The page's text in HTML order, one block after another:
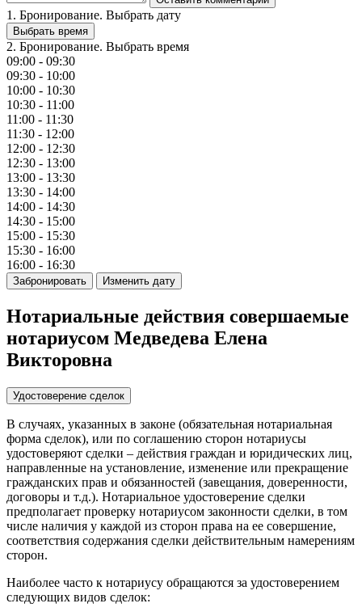
1. Бронирование. Выбрать дату
Выбрать время
2. Бронирование. Выбрать время
09:00 - 09:30
09:30 - 10:00
10:00 - 10:30
10:30 - 11:00
11:00 - 11:30
11:30 - 12:00
12:00 - 12:30
12:30 - 13:00
13:00 - 13:30
13:30 - 14:00
14:00 - 14:30
14:30 - 15:00
15:00 - 15:30
15:30 - 16:00
16:00 - 16:30
Забронировать Изменить дату
Нотариальные действия совершаемые
нотариусом Медведева Елена
Викторовна
Удостоверение сделок
В случаях, указанных в законе (обязательная нотариальная
форма сделок), или по соглашению сторон нотариусы
удостоверяют сделки – действия граждан и юридических лиц,
направленные на установление, изменение или прекращение
гражданских прав и обязанностей (завещания, доверенности,
договоры и т.д.). Нотариальное удостоверение сделки
предполагает проверку нотариусом законности сделки, в том
числе наличия у каждой из сторон права на ее совершение,
соответствия содержания сделки действительным намерениям
сторон.
Наиболее часто к нотариусу обращаются за удостоверением
следующих видов сделок: